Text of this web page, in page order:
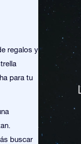
regalos y
para tu
buscar